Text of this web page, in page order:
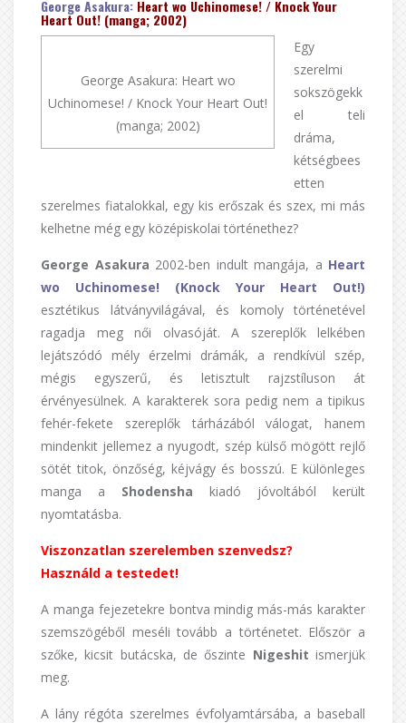
George Asakura: Heart wo Uchinomese! / Knock Your
Heart Out! (manga; 2002)
George Asakura: Heart wo
Uchinomese! / Knock Your Heart Out!
(manga; 2002)
Egy
szerelmi
sokszögekk
el teli
dráma,
kétségbees
etten
szerelmes fiatalokkal, egy kis erőszak és szex, mi más
kelhetne még egy középiskolai történethez?
George Asakura 2002-ben indult mangája, a Heart
wo Uchinomese! (Knock Your Heart Out!)
esztétikus látványvilágával, és komoly történetével
ragadja meg női olvasóját. A szereplők lelkében
lejátszódó mély érzelmi drámák, a rendkívül szép,
mégis egyszerű, és letisztult rajzstíluson át
érvényesülnek. A karakterek sora pedig nem a tipikus
fehér-fekete szereplők tárházából válogat, hanem
mindenkit jellemez a nyugodt, szép külső mögött rejlő
sötét titok, önzőség, kéjvágy és bosszú. E különleges
manga a Shodensha kiadó jóvoltából került
nyomtatásba.
Viszonzatlan szerelemben szenvedsz?
Használd a testedet!
A manga fejezetekre bontva mindig más-más karakter
szemszögéből meséli tovább a történetet. Először a
szőke, kicsit butácska, de őszinte Nigeshitismerjük
meg.
A lány régóta szerelmes évfolyamtársába, a baseball